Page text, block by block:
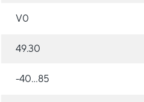
V0
49.30
-40...85